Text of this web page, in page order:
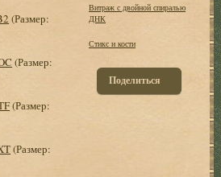
(Размер:
(Размер:
(Размер:
(Размер:
Витраж с двойной спиралью
ДНК
Стикс и кости
Поделиться